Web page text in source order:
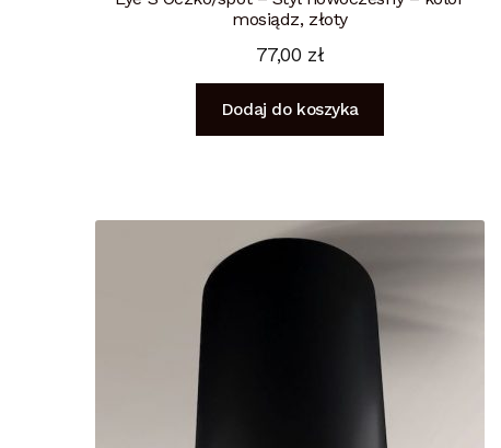
mosiądz, złoty
77,00 zł
Dodaj do koszyka